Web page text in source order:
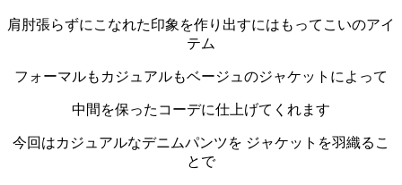
肩肘張らずにこなれた印象を作り出すにはもってこいのアイ
テム
フォーマルもカジュアルもベージュのジャケットによって
中間を保ったコーデに仕上げてくれます
今回はカジュアルなデニムパンツを ジャケットを羽織るこ
とで